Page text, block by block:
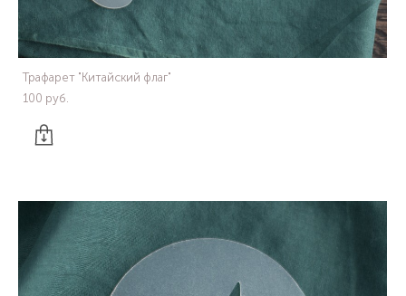
Трафарет "Китайский флаг"
100 pуб.